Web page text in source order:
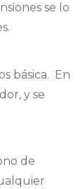
se lo
básica. En
y se
de